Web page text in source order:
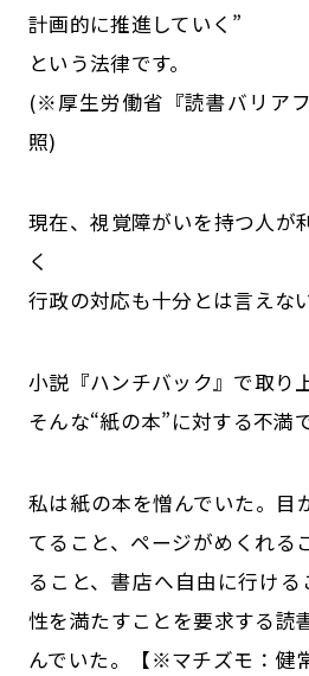
計画的に推進していく”
という法律です。
(※厚生労働省『読書バリア
照)
現在、視覚障がいを持つ人が
く
行政の対応も十分とは言えな
小説『ハンチバック』で取り
そんな“紙の本”に対する不満で
私は紙の本を憎んでいた。目
てること、ページがめくれる
ること、書店へ自由に行け
性を満たすことを要求する読
んでいた。【※マチズモ：健